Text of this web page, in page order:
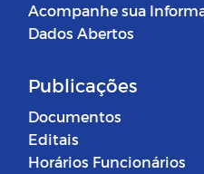
Acompanhe sua
Dados Abertos
Publicações
Documentos
Editais
Horários Funcionários